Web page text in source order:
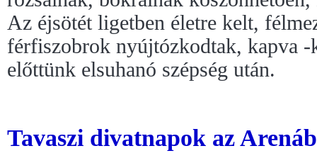
Az éjsötét ligetben életre kelt,
férfiszobrok nyújtózkodtak, kapva
előttünk elsuhanó szépség után.
Tavaszi divatnapok az